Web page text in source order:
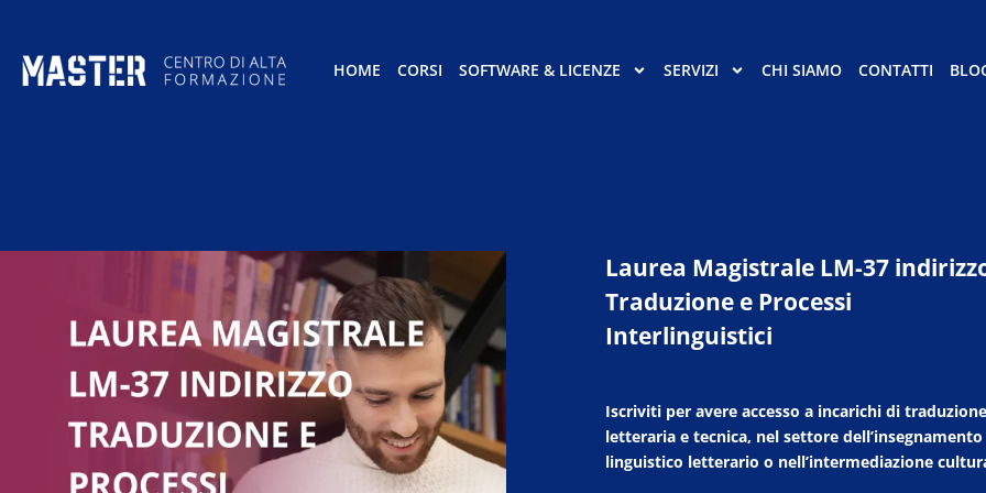
HOME CORSI SOFTWARE & LICENZE SERVIZI CHI SIAMO CONTATTI
Laurea Magistrale LM-37
Traduzione e Processi
Interlinguistici
Iscriviti per avere accesso a incarichi di traduzione
letteraria e tecnica, nel settore dell’insegnamento
linguistico letterario o nell’intermediazione